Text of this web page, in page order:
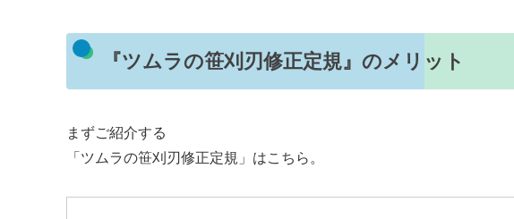
『ツムラの笹刈刃修正定規』のメリット
まずご紹介する
「ツムラの笹刈刃修正定規」はこちら。